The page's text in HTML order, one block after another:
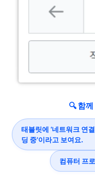
🔍 함
태블릿에 ‘네트워크 연
딩 중’이라고 보여요.
컴퓨터 프